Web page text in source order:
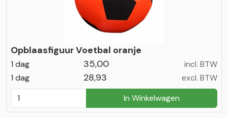
Opblaasfiguur Voetbal oranje
1 dag 35,00
incl. BTW
1 dag
28,93
excl. BTW
In Winkelwagen